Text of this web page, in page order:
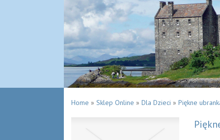
Home » Sklep Online » Dla Dzieci » Piękne